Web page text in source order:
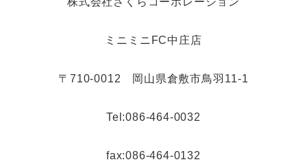
ミニミニFC中庄店
〒710-0012 岡山県倉敷市鳥羽11-1
Tel:086-464-0032
fax:086-464-0132